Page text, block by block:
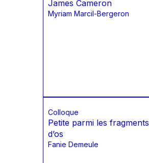
James Cameron
Myriam Marcil-Bergeron
Colloque
Petite parmi les fragments
d’os
Fanie Demeule